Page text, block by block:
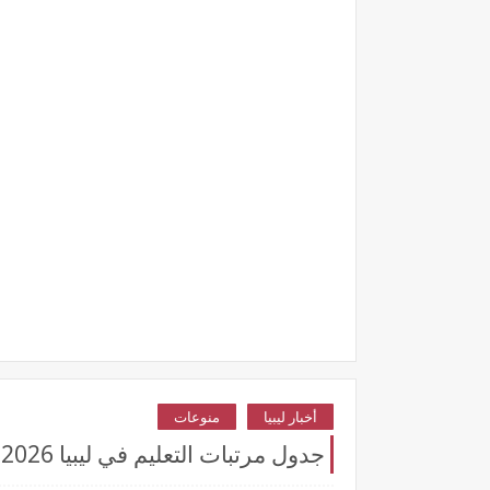
أخبار ليبيا منوعات
جدول مرتبات التعليم في ليبيا 2026: زيادات تاريخية وصرف الفروقات عبر منصة راتبك لحظي (قبل وبعد القانون)